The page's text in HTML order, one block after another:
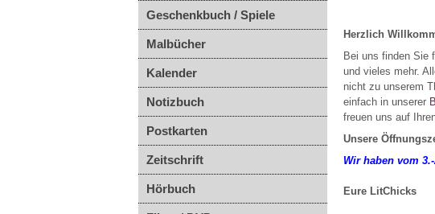
Geschenkbuch / Spiele
Malbücher
Kalender
Notizbuch
Postkarten
Zeitschrift
Hörbuch
Herzlich
Bei uns finden Sie
und vieles mehr.
nicht zu unserem
einfach in unserer
freuen uns auf
Unsere
Wir haben vom
Eure LitChicks